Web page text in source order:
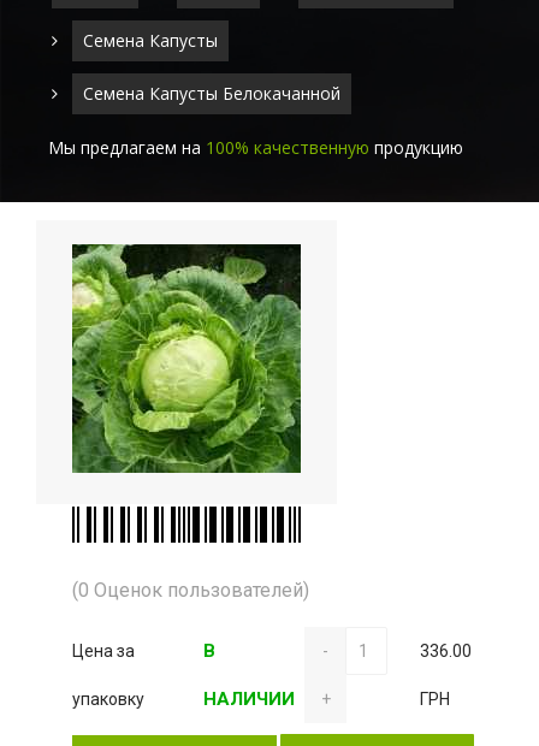
Семена Капусты
Семена Капусты Белокачанной
Мы предлагаем на 100% качественную продукцию
(0 Оценок пользователей)
Цена за
упаковку
В
НАЛИЧИИ
-
+
336.00
ГРН